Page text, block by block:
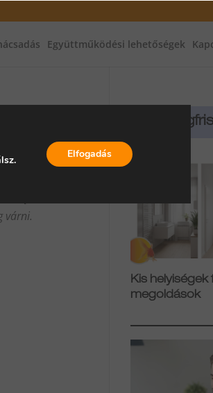
Együttműködési lehetőségek
a
várni.
Kis helyiségek
megoldások
Elfogadás